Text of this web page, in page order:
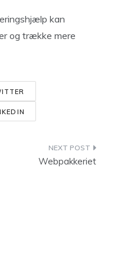
kan
og trække mere
Webpakkeriet